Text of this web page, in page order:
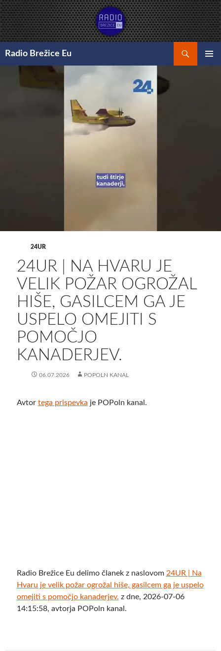
Preskoči
na
vsebino
Radio Brežice Eu
24UR
24UR | NA HVARU JE
VELIK POŽAR OGROŽAL
HIŠE, GASILCEM GA JE
USPELO OMEJITI S
POMOČJO
KANADERJEV.
06.07.2026 POPOLN KANAL
Avtor tega prispevka je POPoln kanal.
Radio Brežice Eu delimo članek z naslovom 24UR | Na
Hvaru je velik požar ogrožal hiše, gasilcem ga je uspelo
omejiti s pomočjo kanaderjev. z dne, 2026-07-06
14:15:58, avtorja POPoln kanal.